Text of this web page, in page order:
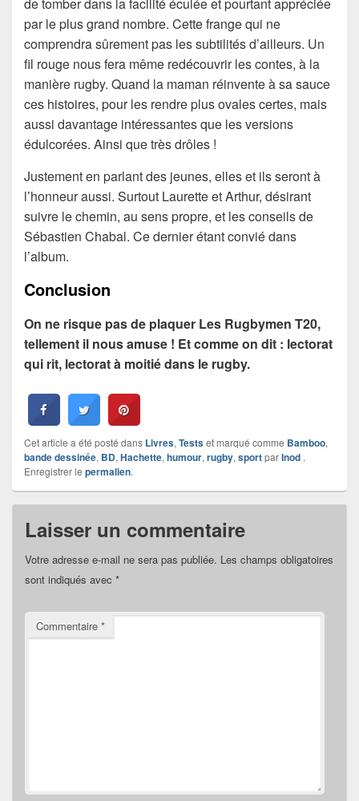
de tomber dans la facilité éculée et pourtant appréciée
par le plus grand nombre. Cette frange qui ne
comprendra sûrement pas les subtilités d’ailleurs. Un
fil rouge nous fera même redécouvrir les contes, à la
manière rugby. Quand la maman réinvente à sa sauce
ces histoires, pour les rendre plus ovales certes, mais
aussi davantage intéressantes que les versions
édulcorées. Ainsi que très drôles !
Justement en parlant des jeunes, elles et ils seront à
l’honneur aussi. Surtout Laurette et Arthur, désirant
suivre le chemin, au sens propre, et les conseils de
Sébastien Chabal. Ce dernier étant convié dans
l’album.
Conclusion
On ne risque pas de plaquer Les Rugbymen T20,
tellement il nous amuse ! Et comme on dit : lectorat
qui rit, lectorat à moitié dans le rugby.
Cet article a été posté dans Livres,Testset marqué comme Bamboo,
bande dessinée, BD,Hachette,humour,rugby,sportparInod .
Enregistrer le permalien.
Laisser un commentaire
Votre adresse e-mail ne sera pas publiée. Les champs obligatoires
sont indiqués avec *
Commentaire *